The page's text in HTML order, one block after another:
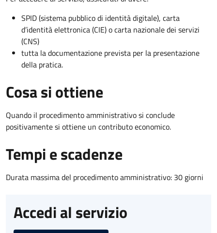
SPID (sistema pubblico di identità digitale), carta
d’identità elettronica (CIE) o carta nazionale dei servizi
(CNS)
tutta la documentazione prevista per la presentazione
della pratica.
Cosa si ottiene
Quando il procedimento amministrativo si conclude
positivamente si ottiene un contributo economico.
Tempi e scadenze
Durata massima del procedimento amministrativo: 30 giorni
Accedi al servizio